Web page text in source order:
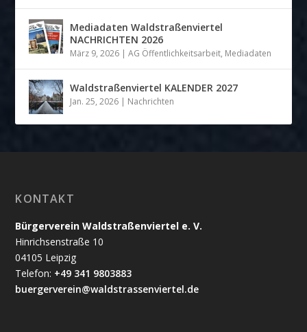
Mediadaten Waldstraßenviertel
NACHRICHTEN 2026
März 9, 2026 |AG Öffentlichkeitsarbeit, Mediadaten
Waldstraßenviertel KALENDER 2027
Jan. 25, 2026 | Nachrichten
KONTAKT
Bürgerverein Waldstraßenviertel e. V.
Hinrichsenstraße 10
04105 Leipzig
Telefon: +49 341 9803883
buergerverein@waldstrassenviertel.de